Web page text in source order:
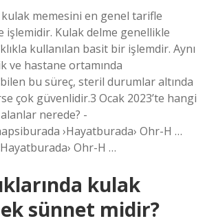
kulak memesini en genel tarifle
işlemidir. Kulak delme genellikle
kullanılan basit bir işlemdir. Aynı
ve hastane ortamında
bu süreç, steril durumlar altında
çok güvenlidir.3 Ocak 2023’te hangi
nerede? -
›Hayatburada› Ohr-H …
Ohr-H …
kulak
sünnet midir?